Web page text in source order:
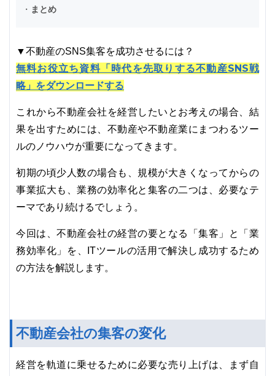
・ まとめ
▼不動産のSNS集客を成功させるには？
無料お役立ち資料「時代を先取りする不動産SNS戦
略」をダウンロードする
これから不動産会社を経営したいとお考えの場合、結
果を出すためには、不動産や不動産業にまつわるツー
ルのノウハウが重要になってきます。
初期の頃少人数の場合も、規模が大きくなってからの
事業拡大も、業務の効率化と集客の二つは、必要なテ
ーマであり続けるでしょう。
今回は、不動産会社の経営の要となる「集客」と「業
務効率化」を、ITツールの活用で解決し成功するため
の方法を解説します。
不動産会社の集客の変化
経営を軌道に乗せるために必要な売り上げは、まず自